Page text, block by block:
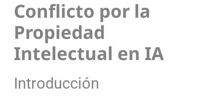
Conflicto por la
Propiedad
Intelectual en IA
Introducción